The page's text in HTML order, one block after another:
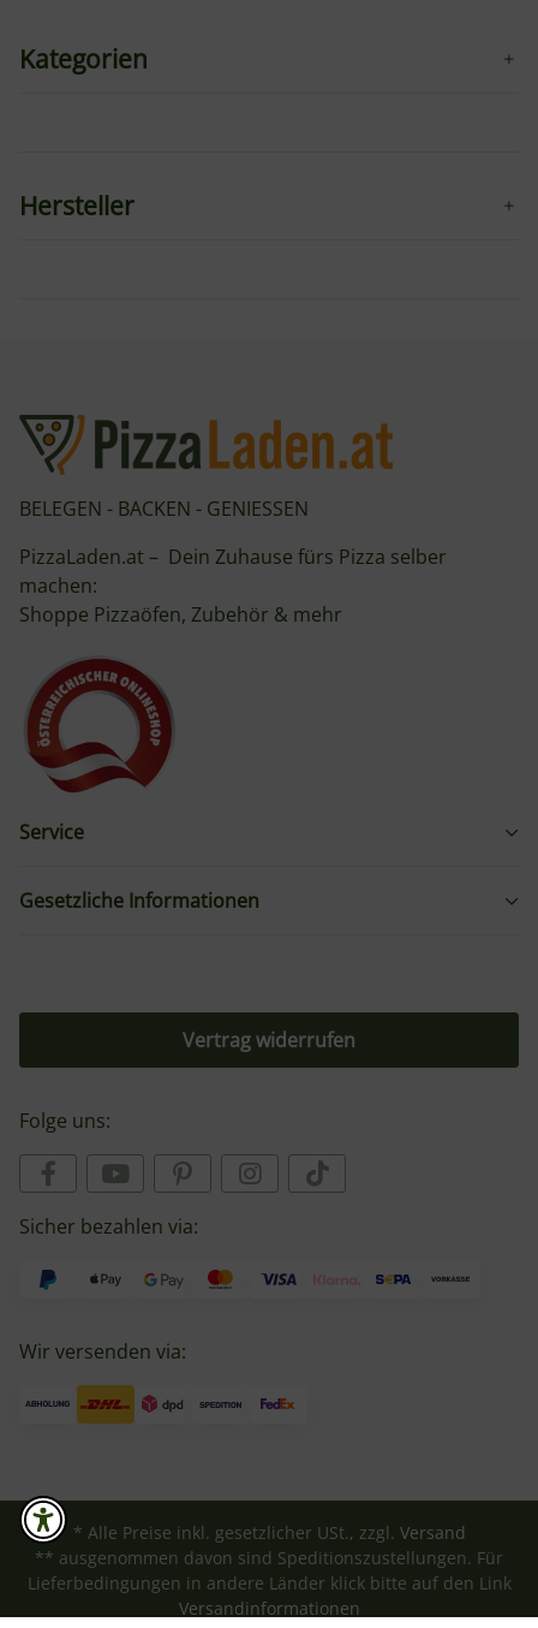
Kategorien
Hersteller
BELEGEN - BACKEN - GENIESSEN
PizzaLaden.at – Dein Zuhause fürs Pizza selber
machen:
Shoppe Pizzaöfen, Zubehör & mehr
Service
Gesetzliche Informationen
Vertrag widerrufen
Folge uns:
Sicher bezahlen via:
Wir versenden via:
* Alle Preise inkl. gesetzlicher USt., zzgl. Versand
** ausgenommen davon sind Speditionszustellungen. Für
Lieferbedingungen in andere Länder klick bitte auf den Link
Versandinformationen